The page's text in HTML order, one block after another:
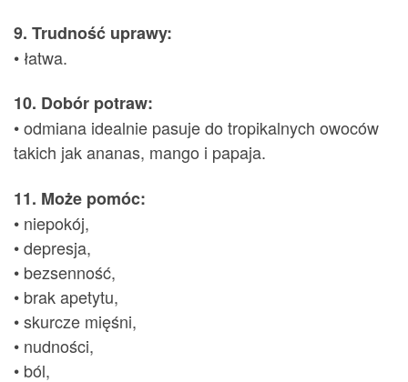
9. Trudność uprawy:
• łatwa.
10. Dobór potraw:
• odmiana idealnie pasuje do tropikalnych owoców
takich jak ananas, mango i papaja.
11. Może pomóc:
• niepokój,
• depresja,
• bezsenność,
• brak apetytu,
• skurcze mięśni,
• nudności,
• ból,